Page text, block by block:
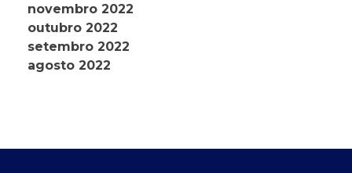
novembro 2022
outubro 2022
setembro 2022
agosto 2022